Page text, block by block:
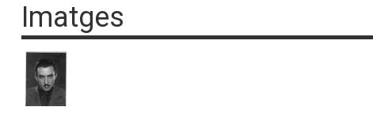
Imatges